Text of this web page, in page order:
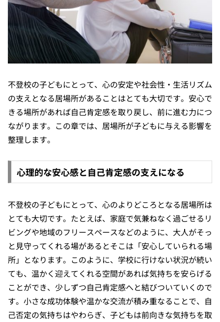
不登校の子どもにとって、心の安定や社会性・生活リズム
の支えとなる居場所があることはとても大切です。安心で
きる場所があれば自己肯定感を取り戻し、前に進む力につ
ながります。この章では、居場所が子どもに与える影響を
整理します。
心理的な安心感と自己肯定感の支えになる
不登校の子どもにとって、心のよりどころとなる居場所は
とても大切です。たとえば、家庭で気兼ねなく過ごせるリ
ビングや地域のフリースペースなどのように、大人がそっ
と見守ってくれる場があるとそこは「安心していられる場
所」となります。このように、学校に行けない状況が続い
ても、温かく迎えてくれる空間があれば気持ちを安らげる
ことができ、少しずつ自己肯定感へと結びついていくので
す。小さな成功体験や温かな交流が積み重なることで、自
己否定の気持ちはやわらぎ、子どもは前向きな気持ちを取